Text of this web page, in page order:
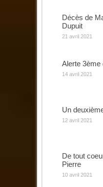
Décès de
Dupuit
21 avril 2021
Alerte
14 avril 2021
Un
12 avril 2021
De tout
Pierre
10 avril 2021